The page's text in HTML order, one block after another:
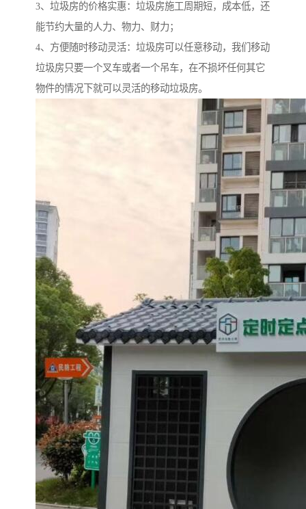
3、垃圾房的价格实惠：垃圾房施工周期短，成本低，还
能节约大量的人力、物力、财力；
4、方便随时移动灵活：垃圾房可以任意移动，我们移动
垃圾房只要一个叉车或者一个吊车，在不损坏任何其它
物件的情况下就可以灵活的移动垃圾房。